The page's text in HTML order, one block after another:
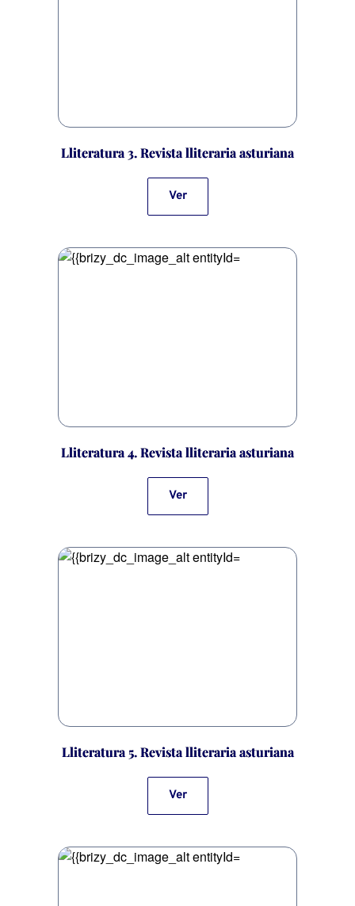
Lliteratura 3. Revista lliteraria asturiana
Ver
Lliteratura 4. Revista lliteraria asturiana
Ver
Lliteratura 5. Revista lliteraria asturiana
Ver